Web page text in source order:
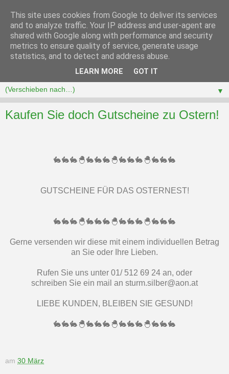
▼
Kaufen Sie doch Gutscheine zu Ostern!
🐇🐇🐇🐣🐇🐇🐇🐣🐇🐇🐇🐣🐇🐇🐇
GUTSCHEINE FÜR DAS OSTERNEST!
🐇🐇🐇🐣🐇🐇🐇🐣🐇🐇🐇🐣🐇🐇🐇
Gerne versenden wir diese mit einem individuellen Betrag
an Sie oder Ihre Lieben.
Rufen Sie uns unter 01/ 512 69 24 an, oder
schreiben Sie ein mail an sturm.silber@aon.at
LIEBE KUNDEN, BLEIBEN SIE GESUND!
🐇🐇🐇🐣🐇🐇🐇🐣🐇🐇🐇🐣🐇🐇🐇
am 30 März
This site uses cookies from Google to deliver its services
and to analyze traffic. Your IP address and user-agent are
shared with Google along with performance and security
metrics to ensure quality of service, generate usage
statistics, and to detect and address abuse.
LEARN MORE GOT IT